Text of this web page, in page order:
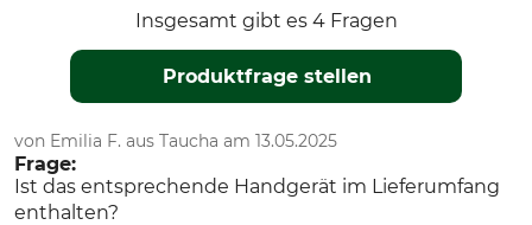
Insgesamt gibt es 4 Fragen
Produktfrage stellen
von Emilia F. aus Taucha am 13.05.2025
Frage:
Ist das entsprechende Handgerät im Lieferumfang
enthalten?